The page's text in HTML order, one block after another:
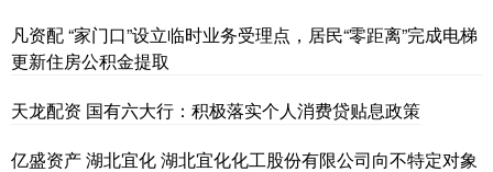
凡资配 “家门口”设立临时业务受理点，居民“零距离”完成电梯
更新住房公积金提取
天龙配资 国有六大行：积极落实个人消费贷贴息政策
亿盛资产 湖北宜化 湖北宜化化工股份有限公司向不特定对象